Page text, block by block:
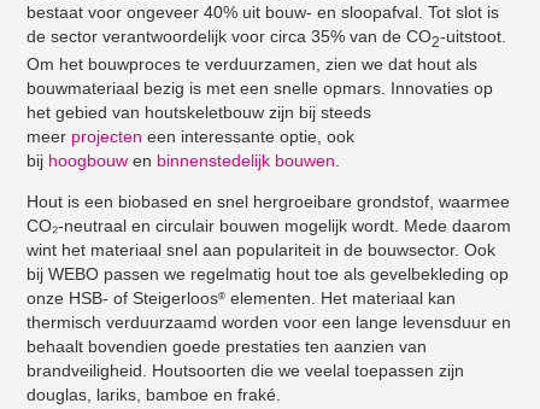
bestaat voor ongeveer 40% uit bouw- en sloopafval. Tot slot is
de sector verantwoordelijk voor circa 35% van de CO2-uitstoot.
Om het bouwproces te verduurzamen, zien we dat hout als
bouwmateriaal bezig is met een snelle opmars. Innovaties op
het gebied van houtskeletbouw zijn bij steeds
meer projecten een interessante optie, ook
bij hoogbouw en binnenstedelijk bouwen
Hout is een biobased en snel hergroeibare grondstof, waarmee
CO₂-neutraal en circulair bouwen mogelijk wordt. Mede daarom
wint het materiaal snel aan populariteit in de bouwsector. Ook
bij WEBO passen we regelmatig hout toe als gevelbekleding op
onze HSB- of Steigerloos® elementen. Het materiaal kan
thermisch verduurzaamd worden voor een lange levensduur en
behaalt bovendien goede prestaties ten aanzien van
brandveiligheid. Houtsoorten die we veelal toepassen zijn
douglas, lariks, bamboe en fraké.